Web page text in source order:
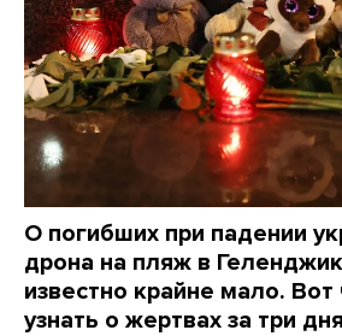
О погибших при падении
дрона на пляж в
известно крайне мало. Вот
узнать о жертвах за три дня